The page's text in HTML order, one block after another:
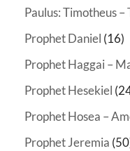
Paulus: Timotheus –
Prophet Daniel (16)
Prophet Haggai –
Prophet Hesekiel
Prophet Hosea –
Prophet Jeremia